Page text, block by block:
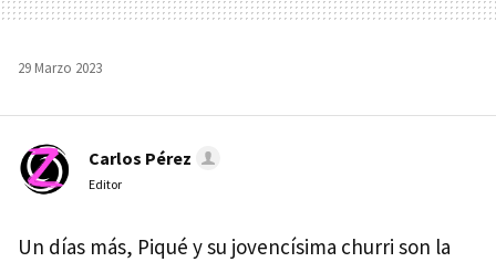
29 Marzo 2023
Carlos Pérez
Editor
Un días más, Piqué y su jovencísima churri son la